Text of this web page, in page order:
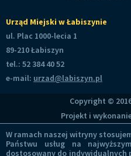
Urząd Miejski w Łabiszynie
ul. Plac 1000-lecia 1
89-210 Łabiszyn
tel.: 52 384 40 52
e-mail: urzad@labiszyn.pl
Copyright ©
Projekt i
W ramach naszej witryny
Państwu usług na
dostosowany do indywidualnych